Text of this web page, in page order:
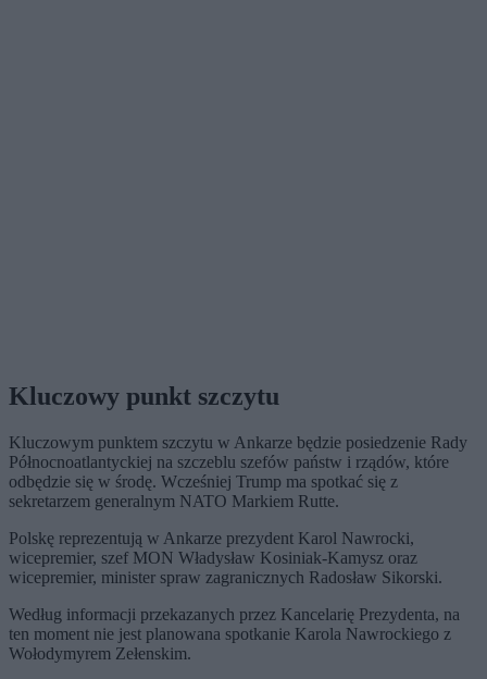
Kluczowy punkt szczytu
Kluczowym punktem szczytu w Ankarze będzie posiedzenie Rady
Północnoatlantyckiej na szczeblu szefów państw i rządów, które
odbędzie się w środę. Wcześniej Trump ma spotkać się z
sekretarzem generalnym NATO Markiem Rutte.
Polskę reprezentują w Ankarze prezydent Karol Nawrocki,
wicepremier, szef MON Władysław Kosiniak-Kamysz oraz
wicepremier, minister spraw zagranicznych Radosław Sikorski.
Według informacji przekazanych przez Kancelarię Prezydenta, na
ten moment nie jest planowana spotkanie Karola Nawrockiego z
Wołodymyrem Zełenskim.